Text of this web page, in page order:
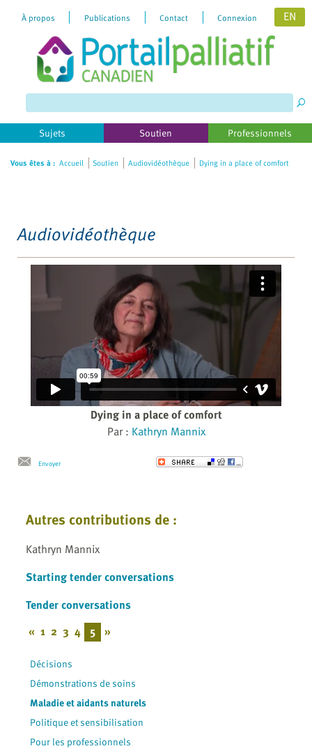
website
includes
an
accessibility
À propos Publications Contact Connexion EN
Sujets Soutien Professionnels
Vous êtes à : Accueil Soutien Audiovidéothèque Dying in a place of comfort
Audiovidéothèque
Dying in a place of comfort
Par : Kathryn Mannix
Envoyer
Autres contributions de :
Kathryn Mannix
Starting tender conversations
Tender conversations
« 1 2 3 4 5 »
Décisions
Démonstrations de soins
Maladie et aidants naturels
Politique et sensibilisation
Pour les professionnels